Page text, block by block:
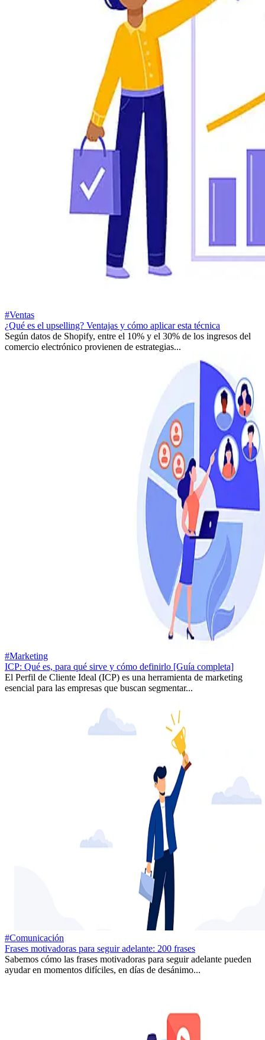
#Ventas
¿Qué es el upselling? Ventajas y cómo aplicar esta técnica
Según datos de Shopify, entre el 10% y el 30% de los ingresos del
comercio electrónico provienen de estrategias...
#Marketing
ICP: Qué es, para qué sirve y cómo definirlo [Guía completa]
El Perfil de Cliente Ideal (ICP) es una herramienta de marketing
esencial para las empresas que buscan segmentar...
#Comunicación
Frases motivadoras para seguir adelante: 200 frases
Sabemos cómo las frases motivadoras para seguir adelante pueden
ayudar en momentos difíciles, en días de desánimo...